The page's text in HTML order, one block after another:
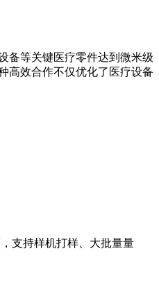
备等关键医疗零件达到微米级
高效合作不仅优化了医疗设备
支持样机打样、大批量量